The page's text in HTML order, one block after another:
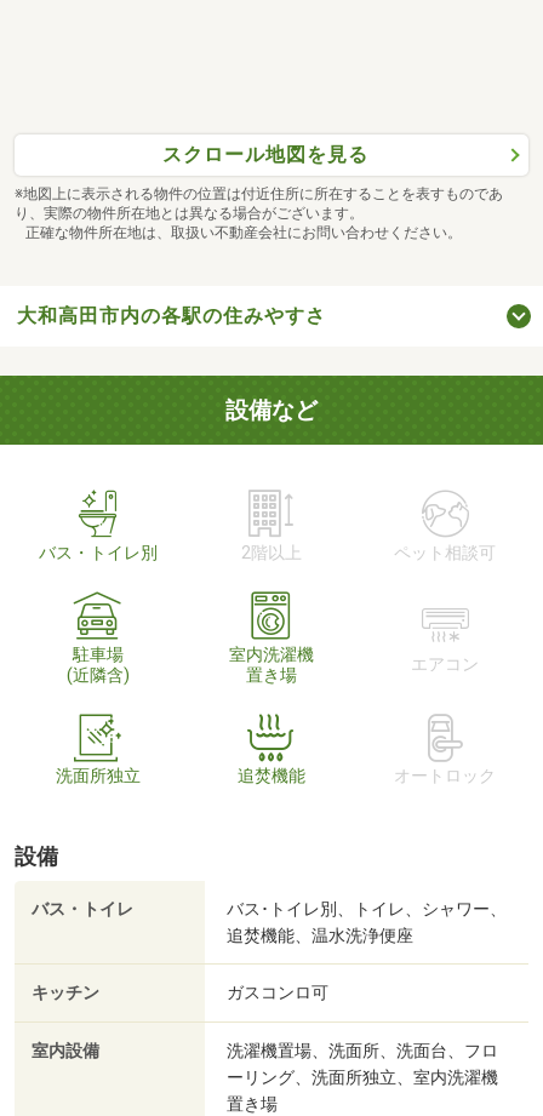
スクロール地図を見る
※地図上に表示される物件の位置は付近住所に所在することを表すものであ
り、実際の物件所在地とは異なる場合がございます。
正確な物件所在地は、取扱い不動産会社にお問い合わせください。
大和高田市内の各駅の住みやすさ
設備など
バス・トイレ別 2階以上 ペット相談可
駐車場
(近隣含)
室内洗濯機
置き場
エアコン
洗面所独立 追焚機能 オートロック
設備
バス・トイレ
バス･トイレ別、トイレ、シャワー、
追焚機能、温水洗浄便座
キッチン ガスコンロ可
室内設備
洗濯機置場、洗面所、洗面台、フロ
ーリング、洗面所独立、室内洗濯機
置き場